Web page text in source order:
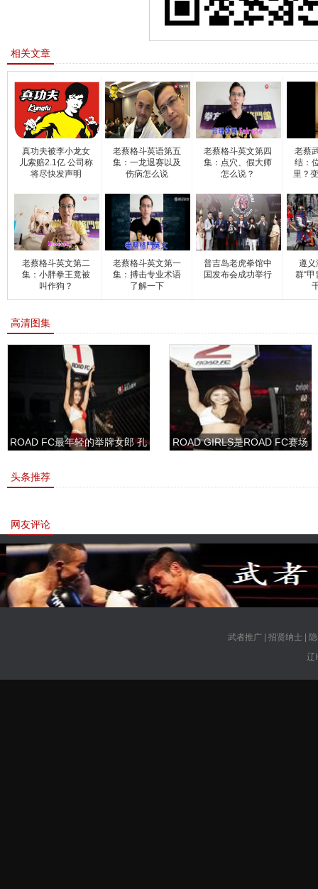
相关文章
真功夫被李小龙女
儿索赔2.1亿 公司称
将尽快发声明
老蔡格斗英语第五
集：一龙退赛以及
伤病怎么说
老蔡格斗英文第四
集：点穴、假大师
怎么说？
老蔡
结：
里？
老蔡格斗英文第二
集：小胖拳王竟被
叫作狗？
老蔡格斗英文第一
集：搏击专业术语
了解一下
普吉岛老虎拳馆中
国发布会成功举行
遵义
群“甲
高清图集
ROAD FC最年轻的举牌女郎 孔
ROAD GIRLS是ROAD FC赛场
头条推荐
网友评论
武者推广| 招贤纳士|
辽